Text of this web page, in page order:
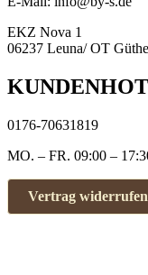
EKZ Nova 1
06237 Leuna/ OT
0176-70631819
MO. – FR. 09:00 –
Vertrag widerrufen